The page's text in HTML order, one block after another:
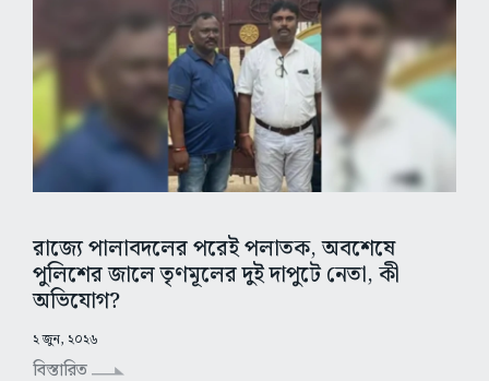
রাজ্যে পালাবদলের পরেই পলাতক, অবশেষে
পুলিশের জালে তৃণমূলের দুই দাপুটে নেতা, কী
অভিযোগ?
২ জুন, ২০২৬
বিস্তারিত